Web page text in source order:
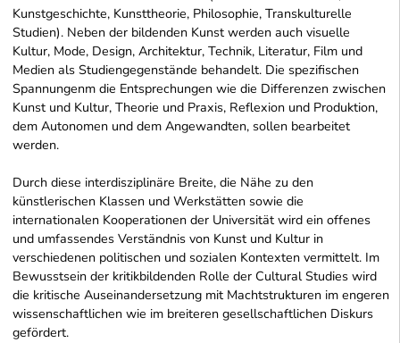
Kunstgeschichte, Kunsttheorie, Philosophie, Transkulturelle
Studien). Neben der bildenden Kunst werden auch visuelle
Kultur, Mode, Design, Architektur, Technik, Literatur, Film und
Medien als Studiengegenstände behandelt. Die spezifischen
Spannungenm die Entsprechungen wie die Differenzen zwischen
Kunst und Kultur, Theorie und Praxis, Reflexion und Produktion,
dem Autonomen und dem Angewandten, sollen bearbeitet
werden.
Durch diese interdisziplinäre Breite, die Nähe zu den
künstlerischen Klassen und Werkstätten sowie die
internationalen Kooperationen der Universität wird ein offenes
und umfassendes Verständnis von Kunst und Kultur in
verschiedenen politischen und sozialen Kontexten vermittelt. Im
Bewusstsein der kritikbildenden Rolle der Cultural Studies wird
die kritische Auseinandersetzung mit Machtstrukturen im engeren
wissenschaftlichen wie im breiteren gesellschaftlichen Diskurs
gefördert.